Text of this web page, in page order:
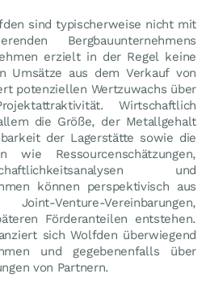
sind typischerweise nicht mit
Bergbauunternehmens
erzielt in der Regel keine
Umsätze aus dem Verkauf von
potenziellen Wertzuwachs über
Wirtschaftlich
die Größe, der Metallgehalt
der Lagerstätte sowie die
wie Ressourcenschätzungen,
und
können perspektivisch aus
Venture-Vereinbarungen,
Förderanteilen entstehen.
sich Wolfden überwiegend
und gegebenenfalls über
von Partnern.